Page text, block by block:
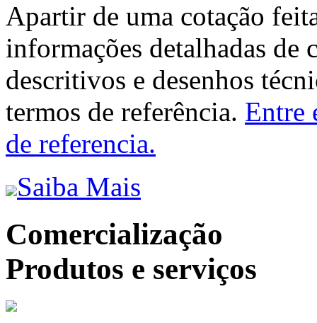
Apartir de uma cotação
informações detalhadas de
descritivos e desenhos
termos de referência. Entre
de referencia.
Saiba Mais
Comercialização
Produtos e serviços